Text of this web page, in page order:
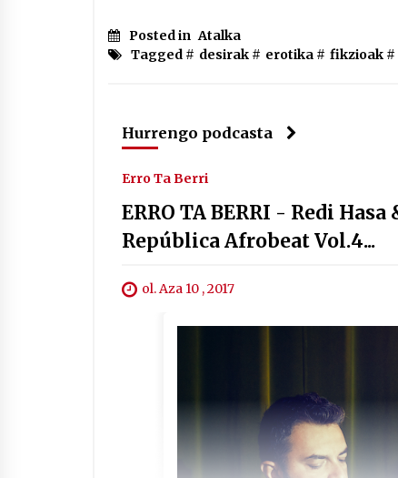
Posted in Atalka
Tagged # desirak # erotika # fikzioak #
Hurrengo podcasta
Erro Ta Berri
ERRO TA BERRI - Redi
República Afrobeat Vol.4...
ol. Aza 10 , 2017